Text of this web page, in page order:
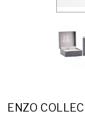
ENZO